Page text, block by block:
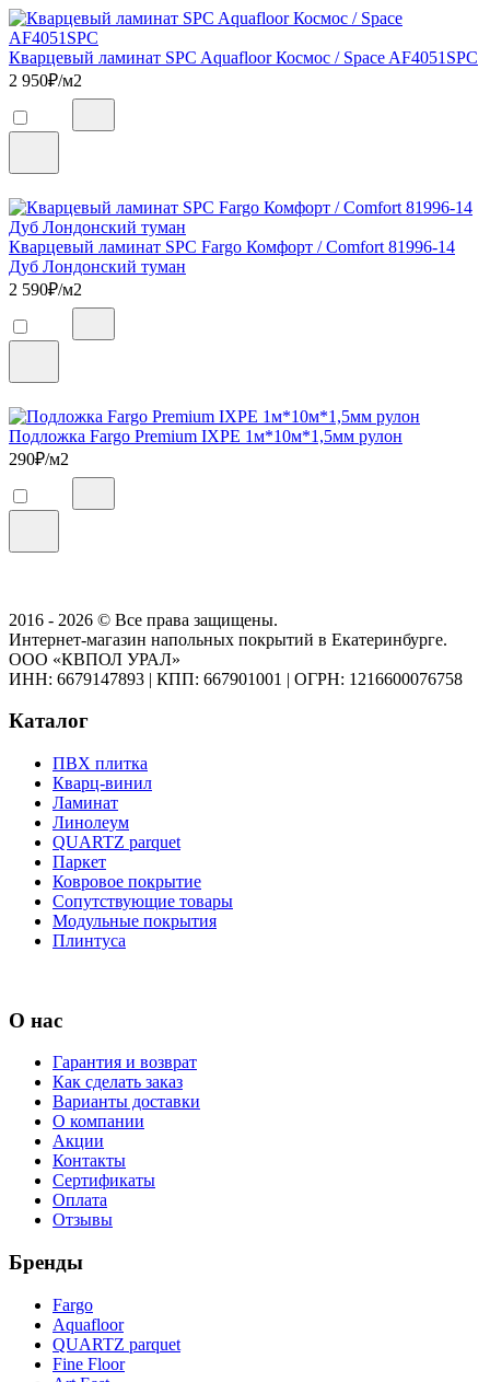
Кварцевый ламинат SPC Aquafloor Космос / Space AF4051SPC
2 950₽/м2
Кварцевый ламинат SPC Fargo Комфорт / Comfort 81996-14
Дуб Лондонский туман
2 590₽/м2
Подложка Fargo Premium IXPE 1м*10м*1,5мм рулон
290₽/м2
2016 - 2026 © Все права защищены.
Интернет-магазин напольных покрытий в Екатеринбурге.
ООО «КВПОЛ УРАЛ»
ИНН: 6679147893 | КПП: 667901001 | ОГРН: 1216600076758
Каталог
ПВХ плитка
Кварц-винил
Ламинат
Линолеум
QUARTZ parquet
Паркет
Ковровое покрытие
Сопутствующие товары
Модульные покрытия
Плинтуса
О нас
Гарантия и возврат
Как сделать заказ
Варианты доставки
О компании
Акции
Контакты
Сертификаты
Оплата
Отзывы
Бренды
Fargo
Aquafloor
QUARTZ parquet
Fine Floor